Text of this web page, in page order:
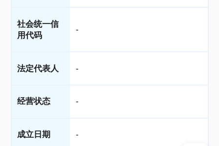
社会统一信
用代码
-
法定代表人 -
经营状态 -
成立日期 -